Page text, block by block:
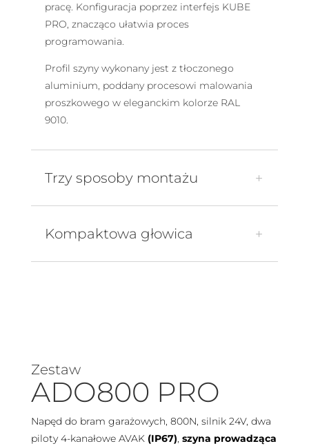
pracę. Konfiguracja poprzez interfejs KUBE
PRO, znacząco ułatwia proces
programowania.
Profil szyny wykonany jest z tłoczonego
aluminium, poddany procesowi malowania
proszkowego w eleganckim kolorze RAL
9010.
Trzy sposoby montażu
Kompaktowa głowica
Zestaw
ADO800 PRO
Napęd do bram garażowych, 800N, silnik 24V, dwa
piloty 4-kanałowe AVAK (IP67), szyna prowadząca